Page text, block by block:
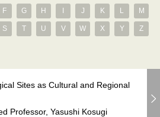
F G H J K L M
S T U V W X Y Z
Sites as Cultural and Regional
Professor, Yasushi Kosugi